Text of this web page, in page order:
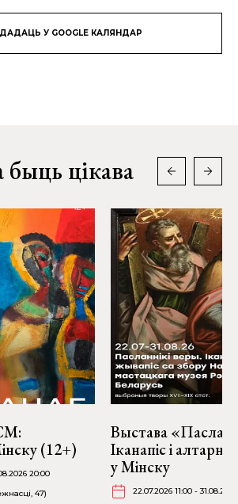
ДАДАЦЬ У GOOGLE КАЛЯНДАР
цікава
(12+)
20:00
47)
Выстава
Іканапіс і
у Мінску
22.07.2026 11:00 -